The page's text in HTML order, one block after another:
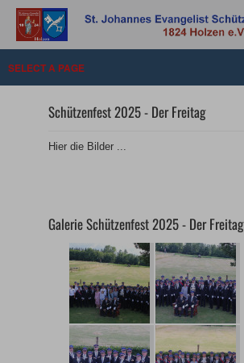
Schützenfest 2025 - Der Freitag
Hier die Bilder ...
Galerie Schützenfest 2025 - Der Freitag